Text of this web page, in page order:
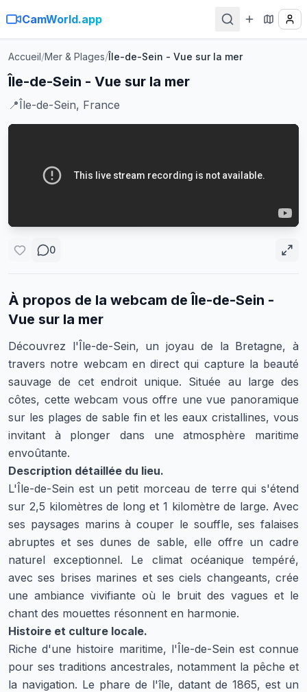
CamWorld.app
Accueil/Mer & Plages/Île-de-Sein - Vue sur la mer
Île-de-Sein - Vue sur la mer
📍Île-de-Sein, France
0
À propos de la webcam de Île-de-Sein -
Vue sur la mer
Découvrez l'Île-de-Sein, un joyau de la Bretagne, à
travers notre webcam en direct qui capture la beauté
sauvage de cet endroit unique. Située au large des
côtes, cette webcam vous offre une vue panoramique
sur les plages de sable fin et les eaux cristallines, vous
invitant à plonger dans une atmosphère maritime
envoûtante.
Description détaillée du lieu.
L'Île-de-Sein est un petit morceau de terre qui s'étend
sur 2,5 kilomètres de long et 1 kilomètre de large. Avec
ses paysages marins à couper le souffle, ses falaises
abruptes et ses dunes de sable, elle offre un cadre
naturel exceptionnel. Le climat océanique tempéré,
avec ses brises marines et ses ciels changeants, crée
une ambiance vivifiante où le bruit des vagues et le
chant des mouettes résonnent en harmonie.
Histoire et culture locale.
Riche d'une histoire maritime, l'Île-de-Sein est connue
pour ses traditions ancestrales, notamment la pêche et
la navigation. Le phare de l'île, datant de 1865, est un